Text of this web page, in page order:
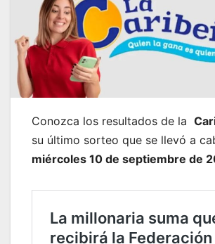
Conozca los resultados de la
su último sorteo que se llevó a
miércoles 10 de septiembre de